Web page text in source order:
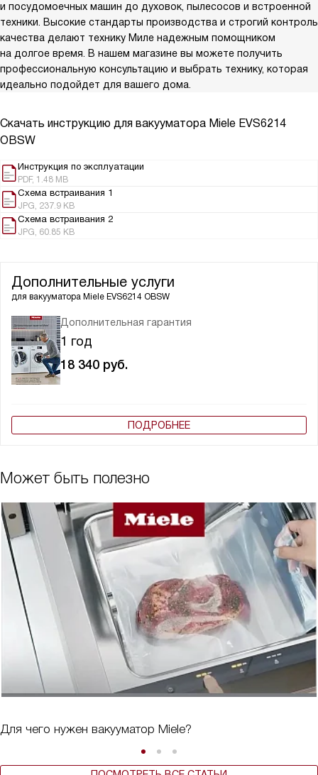
и посудомоечных машин до духовок, пылесосов и встроенной
техники. Высокие стандарты производства и строгий контроль
качества делают технику Миле надежным помощником
на долгое время. В нашем магазине вы можете получить
профессиональную консультацию и выбрать технику, которая
идеально подойдет для вашего дома.
Скачать инструкцию для вакууматора Miele EVS6214
OBSW
Инструкция по эксплуатации
PDF, 1.48 MB
Схема встраивания 1
JPG, 237.9 KB
Схема встраивания 2
JPG, 60.85 KB
Дополнительные услуги
для вакууматора Miele EVS6214 OBSW
Дополнительная гарантия
1 год
18 340 руб.
ПОДРОБНЕЕ
Может быть полезно
Для чего нужен вакууматор Miele?